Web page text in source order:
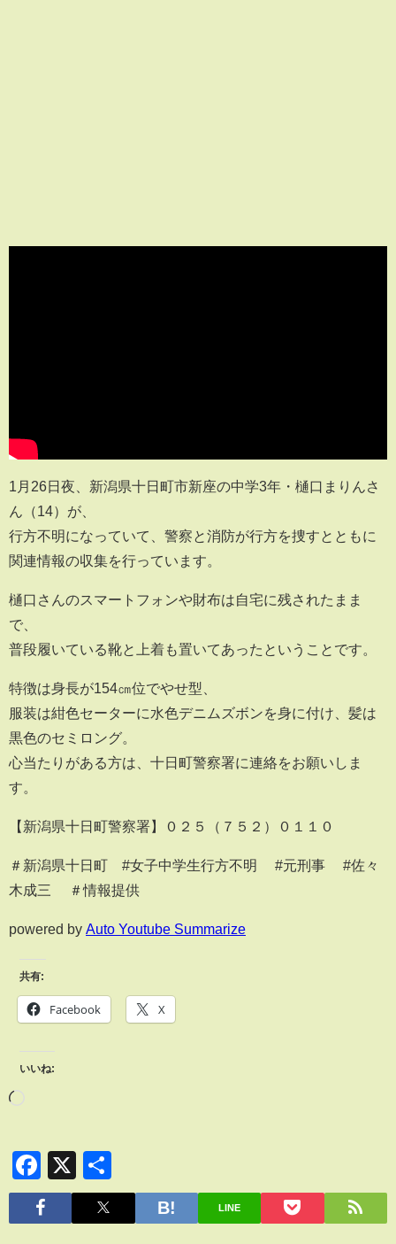
1月26日夜、新潟県十日町市新座の中学3年・樋口まりんさ
ん（14）が、
行方不明になっていて、警察と消防が行方を捜すとともに
関連情報の収集を行っています。
樋口さんのスマートフォンや財布は自宅に残されたまま
で、
普段履いている靴と上着も置いてあったということです。
特徴は身長が154㎝位でやせ型、
服装は紺色セーターに水色デニムズボンを身に付け、髪は
黒色のセミロング。
心当たりがある方は、十日町警察署に連絡をお願いしま
す。
【新潟県十日町警察署】０２５（７５２）０１１０
＃新潟県十日町 #女子中学生行方不明 #元刑事 #佐々
木成三 ＃情報提供
powered by Auto Youtube Summarize
共有:
Facebook X
いいね:
Facebook
X
有
LINE